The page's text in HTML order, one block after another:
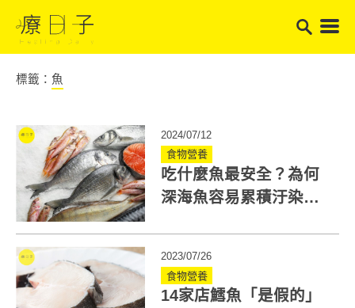
標籤： 魚
2024/07/12
食物營養
吃什麼魚最安全？為何
深海魚容易累積汙染？
2023/07/26
食物營養
14家店鱈魚「是假的」